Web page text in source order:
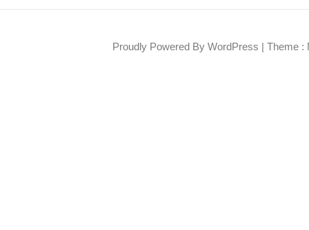
Proudly Powered By WordPress | Theme :